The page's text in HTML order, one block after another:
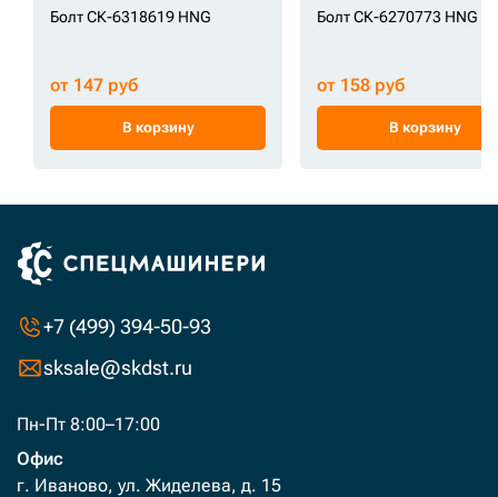
Болт СК-6318619 HNG
от 147 руб
В корзину
Болт СК-6270773 HNG
от 158 руб
В корзину
+7 (499) 394-50-93
sksale@skdst.ru
Пн-Пт 8:00–17:00
Офис
г. Иваново, ул. Жиделева, д. 15